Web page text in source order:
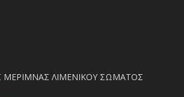
ΜΕΡΙΜΝΑΣ ΛΙΜΕΝΙΚΟΥ ΣΩΜΑΤΟΣ